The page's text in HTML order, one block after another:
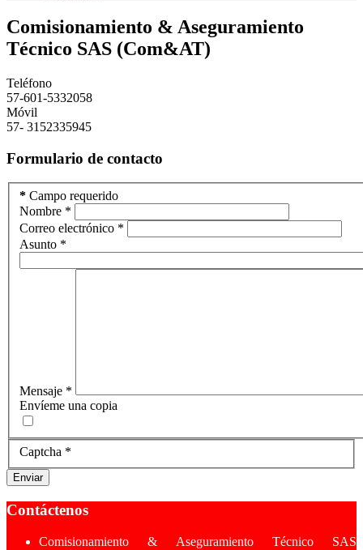
Comisionamiento & Aseguramiento
Técnico SAS (Com&AT)
Teléfono
57-601-5332058
Móvil
57- 3152335945
Formulario de contacto
* Campo requerido
Nombre *
Correo electrónico *
Asunto *
Mensaje *
Envíeme una copia
Captcha *
Enviar
Contáctenos
Comisionamiento & Aseguramiento Técnico SAS